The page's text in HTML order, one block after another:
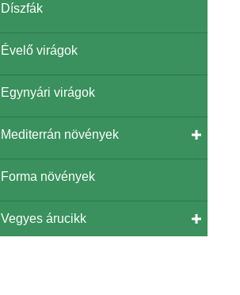
Díszfák
Évelő virágok
Egynyári virágok
Mediterrán növények
Forma növények
Vegyes árucikk